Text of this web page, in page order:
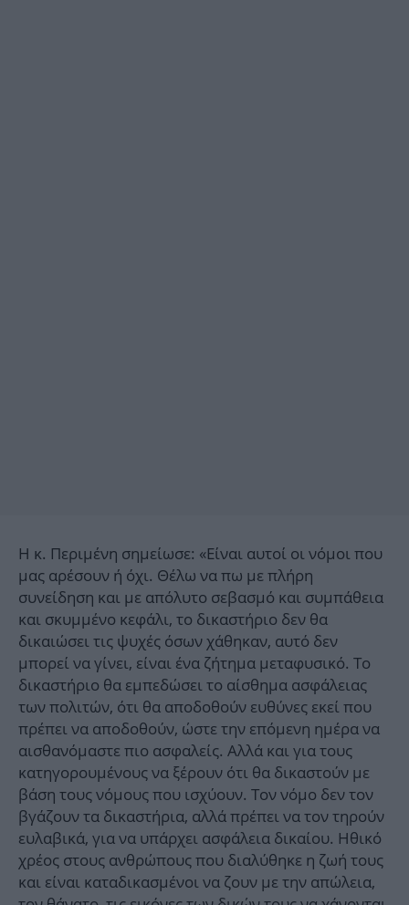
Η κ. Περιμένη σημείωσε: «Είναι αυτοί οι νόμοι που
μας αρέσουν ή όχι. Θέλω να πω με πλήρη
συνείδηση και με απόλυτο σεβασμό και συμπάθεια
και σκυμμένο κεφάλι, το δικαστήριο δεν θα
δικαιώσει τις ψυχές όσων χάθηκαν, αυτό δεν
μπορεί να γίνει, είναι ένα ζήτημα μεταφυσικό. Το
δικαστήριο θα εμπεδώσει το αίσθημα ασφάλειας
των πολιτών, ότι θα αποδοθούν ευθύνες εκεί που
πρέπει να αποδοθούν, ώστε την επόμενη ημέρα να
αισθανόμαστε πιο ασφαλείς. Αλλά και για τους
κατηγορουμένους να ξέρουν ότι θα δικαστούν με
βάση τους νόμους που ισχύουν. Τον νόμο δεν τον
βγάζουν τα δικαστήρια, αλλά πρέπει να τον τηρούν
ευλαβικά, για να υπάρχει ασφάλεια δικαίου. Ηθικό
χρέος στους ανθρώπους που διαλύθηκε η ζωή τους
και είναι καταδικασμένοι να ζουν με την απώλεια,